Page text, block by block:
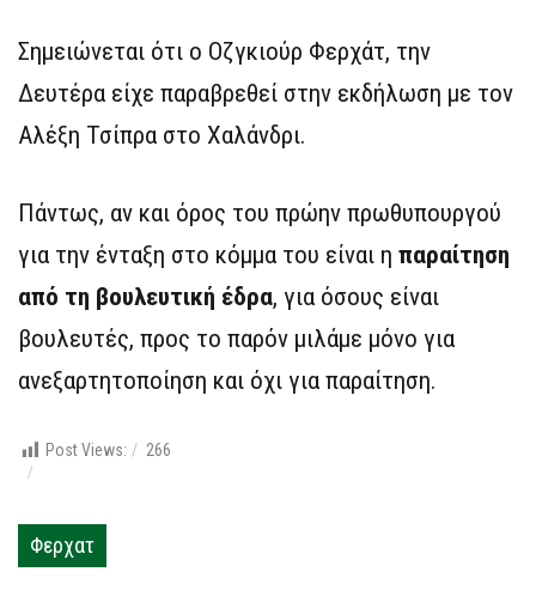
Σημειώνεται ότι ο Οζγκιούρ Φερχάτ, την
Δευτέρα είχε παραβρεθεί στην εκδήλωση με τον
Αλέξη Τσίπρα στο Χαλάνδρι.
Πάντως, αν και όρος του πρώην πρωθυπουργού
για την ένταξη στο κόμμα του είναι η παραίτηση
από τη βουλευτική έδρα, για όσους είναι
βουλευτές, προς το παρόν μιλάμε μόνο για
ανεξαρτητοποίηση και όχι για παραίτηση.
Post Views: 266
Φερχατ